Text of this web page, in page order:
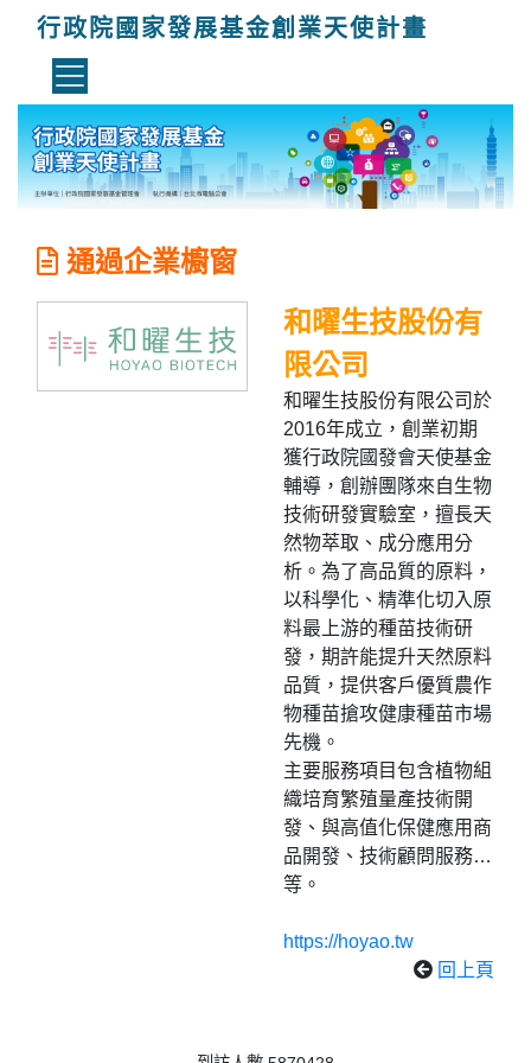
行政院國家發展基金創業天使計畫
通過企業櫥窗
和曜生技股份有
限公司
和曜生技股份有限公司於
2016年成立，創業初期
獲行政院國發會天使基金
輔導，創辦團隊來自生物
技術研發實驗室，擅長天
然物萃取、成分應用分
析。為了高品質的原料，
以科學化、精準化切入原
料最上游的種苗技術研
發，期許能提升天然原料
品質，提供客戶優質農作
物種苗搶攻健康種苗市場
先機。
主要服務項目包含植物組
織培育繁殖量產技術開
發、與高值化保健應用商
品開發、技術顧問服務…
等。
https://hoyao.tw
回上頁